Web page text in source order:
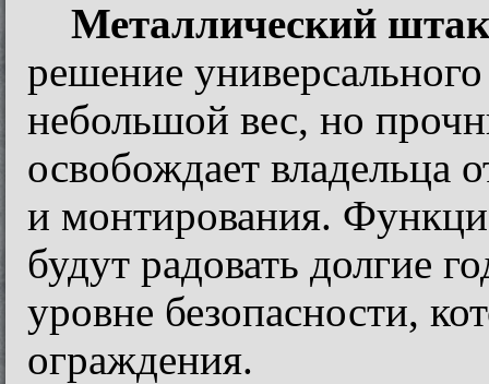
Металлический
решение
небольшой вес, но
освобождает владельца
и монтирования.
будут радовать долгие
уровне безопасности,
ограждения.